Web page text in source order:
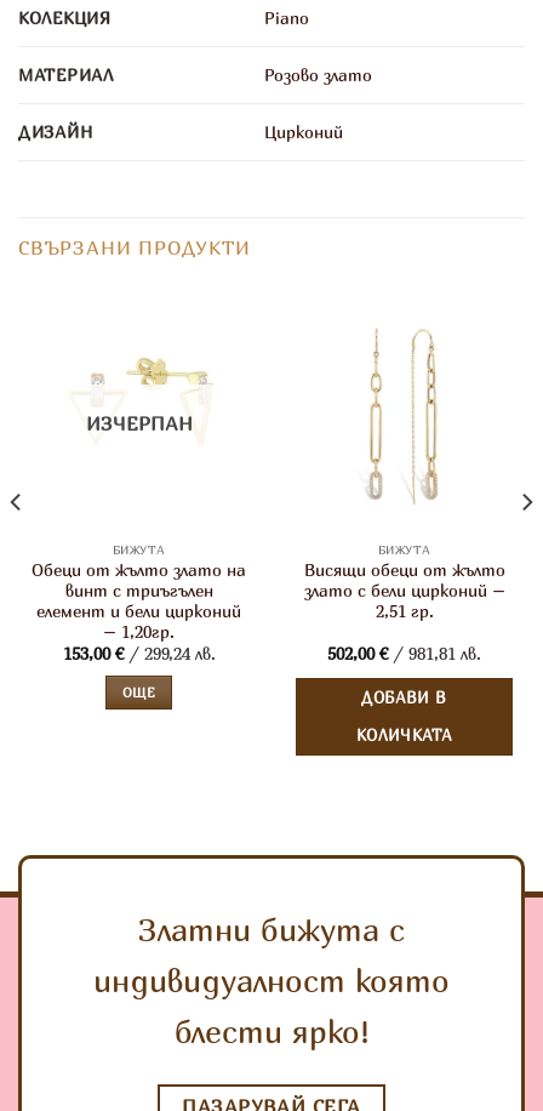
КОЛЕКЦИЯ Piano
МАТЕРИАЛ Розово злато
ДИЗАЙН Цирконий
СВЪРЗАНИ ПРОДУКТИ
ИЗЧЕРПАН
БИЖУТА
Обеци от жълто злато на
винт с триъгълен
елемент и бели цирконий
– 1,20гр.
153,00€/ 299,24 лв.
ОЩЕ
БИЖУТА
Висящи обеци от жълто
злато с бели цирконий –
2,51 гр.
502,00€/ 981,81 лв.
ДОБАВИ В
КОЛИЧКАТА
Златни бижута с
индивидуалност която
блести ярко!
ПАЗАРУВАЙ СЕГА